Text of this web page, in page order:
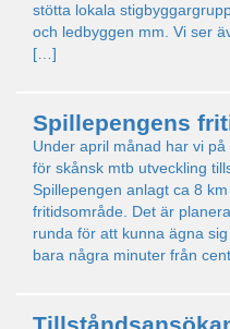
stötta lokala
och ledbyggen mm. Vi ser
[…]
Spillepengens
Under april månad har vi
för skånsk mtb utveckling
Spillepengen anlagt ca 8
fritidsområde. Det är
runda för att kunna ägna
bara några minuter från